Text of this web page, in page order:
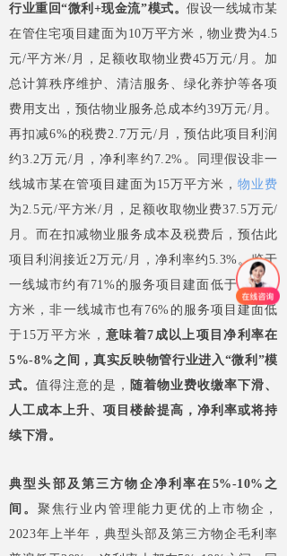
行业重回“微利+现金流”模式。假设一线城市某
在管住宅项目建面为10万平方米，物业费为4.5
元/平方米/月，足额收取物业费45万元/月。加
总计算秩序维护、清洁服务、绿化养护等各项
费用支出，预估物业服务总成本约39万元/月。
再扣减6%的税费2.7万元/月，预估此项目利润
约3.2万元/月，净利率约7.2%。同理假设非一
线城市某在管项目建面为15万平方米，物业费
为2.5元/平方米/月，足额收取物业费37.5万元/
月。而在扣减物业服务成本及税费后，预估此
项目利润接近2万元/月，净利率约5.3%。鉴于
一线城市约有71%的服务项目建面低于10万平
方米，非一线城市也有76%的服务项目建面低
于15万平方米，意味着7成以上项目净利率在
5%-8%之间，真实反映物管行业进入“微利”模
式。值得注意的是， 随着物业费收缴率下滑、
人工成本上升、项目楼龄提高，净利率或将持
续下滑。
典型头部及第三方物企净利率在5%-10%之
间。 聚焦行业内管理能力更优的上市物企，
2023年上半年，典型头部及第三方物企毛利率